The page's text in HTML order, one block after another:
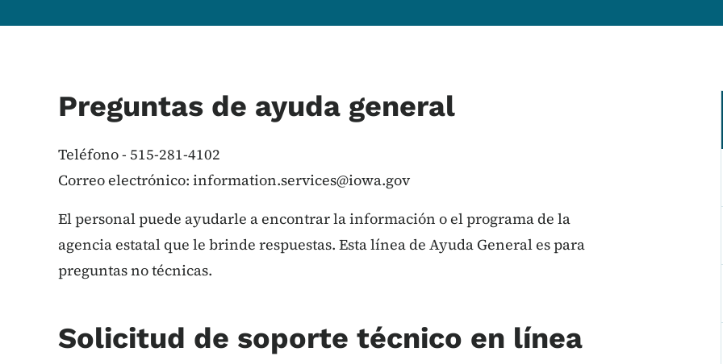
Preguntas de ayuda general
Teléfono - 515-281-4102
Correo electrónico: information.services@iowa.gov
El personal puede ayudarle a encontrar la información o el programa de la
agencia estatal que le brinde respuestas. Esta línea de Ayuda General es para
preguntas no técnicas.
Solicitud de soporte técnico en línea